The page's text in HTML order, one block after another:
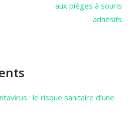
aux pièges à souris
adhésifs
: le risque sanitaire d’une